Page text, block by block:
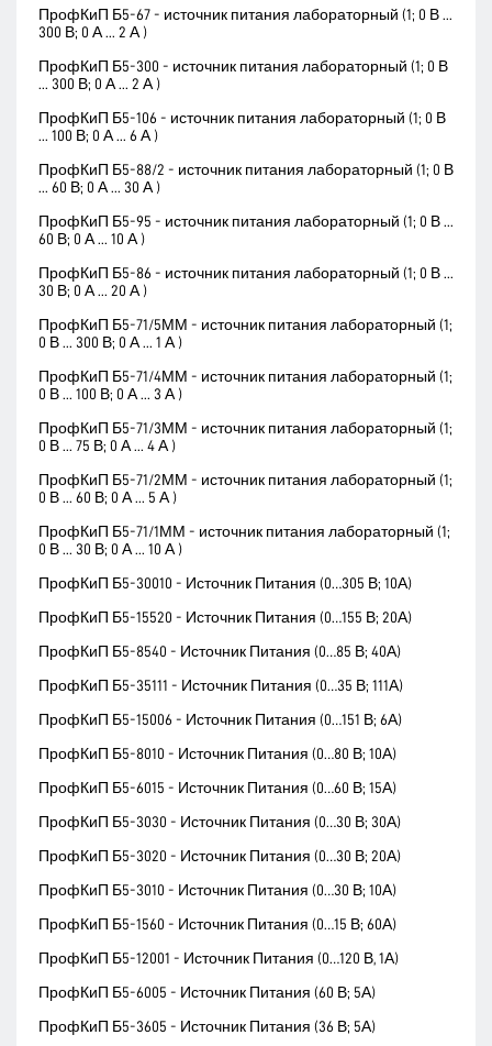
ПрофКиП Б5-67 - источник питания лабораторный (1; 0 В ...
300 В; 0 А ... 2 А )
ПрофКиП Б5-300 - источник питания лабораторный (1; 0 В
... 300 В; 0 А ... 2 А )
ПрофКиП Б5-106 - источник питания лабораторный (1; 0 В
... 100 В; 0 А ... 6 А )
ПрофКиП Б5-88/2 - источник питания лабораторный (1; 0 В
... 60 В; 0 А ... 30 А )
ПрофКиП Б5-95 - источник питания лабораторный (1; 0 В ...
60 В; 0 А ... 10 А )
ПрофКиП Б5-86 - источник питания лабораторный (1; 0 В ...
30 В; 0 А ... 20 А )
ПрофКиП Б5-71/5ММ - источник питания лабораторный (1;
0 В ... 300 В; 0 А ... 1 А )
ПрофКиП Б5-71/4ММ - источник питания лабораторный (1;
0 В ... 100 В; 0 А ... 3 А )
ПрофКиП Б5-71/3ММ - источник питания лабораторный (1;
0 В ... 75 В; 0 А ... 4 А )
ПрофКиП Б5-71/2ММ - источник питания лабораторный (1;
0 В ... 60 В; 0 А ... 5 А )
ПрофКиП Б5-71/1ММ - источник питания лабораторный (1;
0 В ... 30 В; 0 А ... 10 А )
ПрофКиП Б5-30010 - Источник Питания (0…305 В; 10А)
ПрофКиП Б5-15520 - Источник Питания (0…155 В; 20А)
ПрофКиП Б5-8540 - Источник Питания (0…85 В; 40А)
ПрофКиП Б5-35111 - Источник Питания (0…35 В; 111А)
ПрофКиП Б5-15006 - Источник Питания (0…151 В; 6А)
ПрофКиП Б5-8010 - Источник Питания (0…80 В; 10А)
ПрофКиП Б5-6015 - Источник Питания (0…60 В; 15А)
ПрофКиП Б5-3030 - Источник Питания (0…30 В; 30А)
ПрофКиП Б5-3020 - Источник Питания (0…30 В; 20А)
ПрофКиП Б5-3010 - Источник Питания (0…30 В; 10А)
ПрофКиП Б5-1560 - Источник Питания (0…15 В; 60А)
ПрофКиП Б5-12001 - Источник Питания (0…120 В, 1А)
ПрофКиП Б5-6005 - Источник Питания (60 В; 5А)
ПрофКиП Б5-3605 - Источник Питания (36 В; 5А)